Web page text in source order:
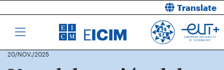
Translate
20/NOV./2025